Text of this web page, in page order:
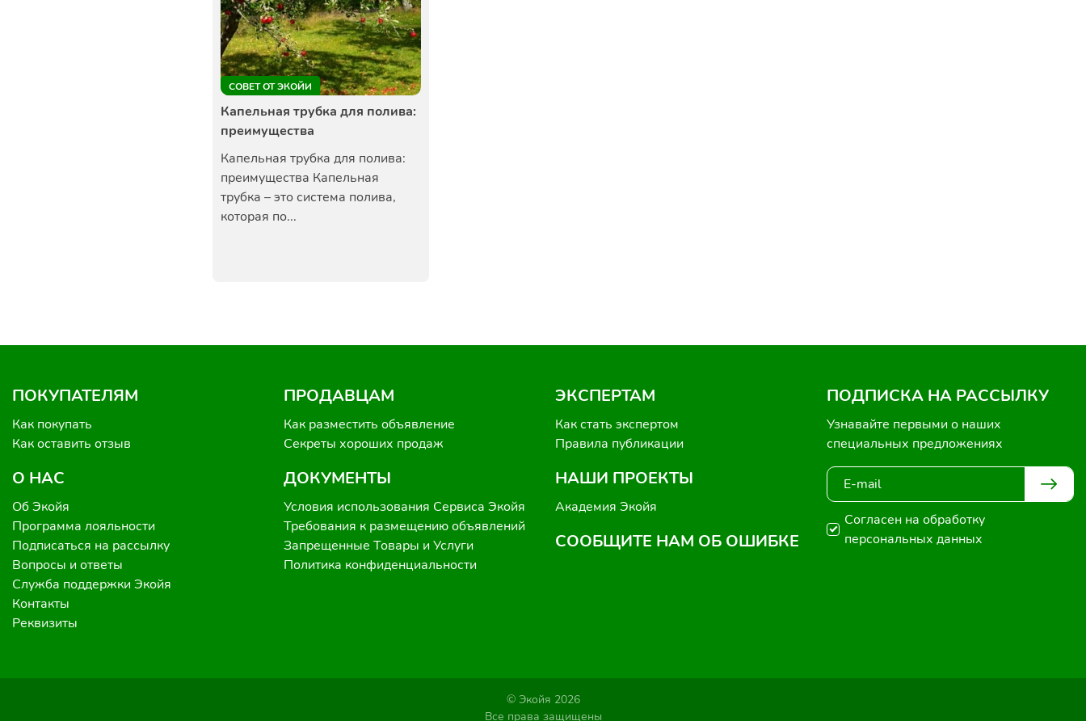
СОВЕТ ОТ ЭКОЙИ
Капельная трубка для полива:
преимущества
Капельная трубка для полива:
преимущества Капельная
трубка – это система полива,
которая по...
ПОКУПАТЕЛЯМ
Как покупать
Как оставить отзыв
О НАС
Об Экойя
Программа лояльности
Подписаться на рассылку
Вопросы и ответы
Служба поддержки Экойя
Контакты
Реквизиты
ПРОДАВЦАМ
Как разместить объявление
Секреты хороших продаж
ДОКУМЕНТЫ
Условия использования Сервиса Экойя
Требования к размещению объявлений
Запрещенные Товары и Услуги
Политика конфиденциальности
ЭКСПЕРТАМ
Как стать экспертом
Правила публикации
НАШИ ПРОЕКТЫ
Академия Экойя
СООБЩИТЕ НАМ ОБ ОШИБКЕ
ПОДПИСКА НА РАССЫЛКУ
Узнавайте первыми о наших
специальных предложениях
Согласен на обработку
персональных данных
© Экойя 2026
Все права защищены